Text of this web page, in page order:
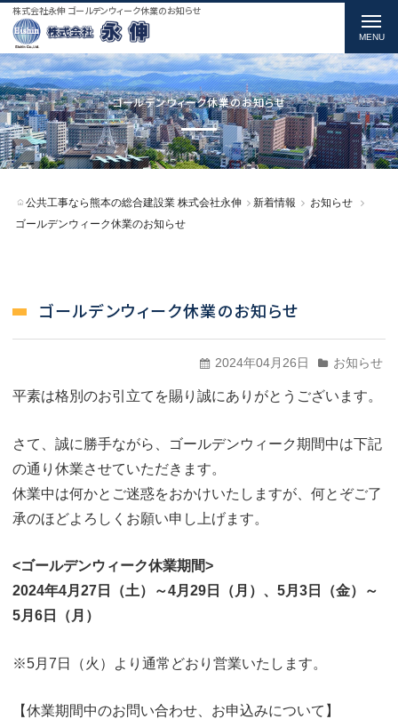
株式会社永伸 ゴールデンウィーク休業のお知らせ
ゴールデンウィーク休業のお知らせ
公共工事なら熊本の総合建設業 株式会社永伸 新着情報
お知らせ
ゴールデンウィーク休業のお知らせ
ゴールデンウィーク休業のお知らせ
2024年04月26日 お知らせ
平素は格別のお引立てを賜り誠にありがとうございます。
さて、誠に勝手ながら、ゴールデンウィーク期間中は下記
の通り休業させていただきます。
休業中は何かとご迷惑をおかけいたしますが、何とぞご了
承のほどよろしくお願い申し上げます。
<ゴールデンウィーク休業期間>
2024年4月27日（土）～4月29日（月）、5月3日（金）～
5月6日（月）
※5月7日（火）より通常どおり営業いたします。
【休業期間中のお問い合わせ、お申込みについて】
t
o
g
g
l
e
t
n